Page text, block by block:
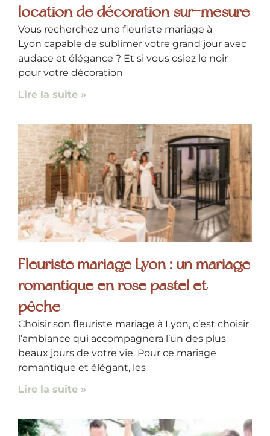
location de décoration sur-mesure
Vous recherchez une fleuriste mariage à
Lyon capable de sublimer votre grand jour avec
audace et élégance ? Et si vous osiez le noir
pour votre décoration
Lire la suite »
Fleuriste mariage Lyon : un mariage
romantique en rose pastel et
pêche
Choisir son fleuriste mariage à Lyon, c’est choisir
l’ambiance qui accompagnera l’un des plus
beaux jours de votre vie. Pour ce mariage
romantique et élégant, les
Lire la suite »